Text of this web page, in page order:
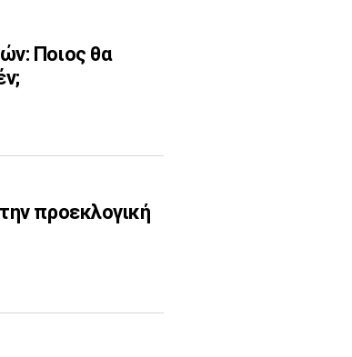
Ποιος θα
προεκλογική